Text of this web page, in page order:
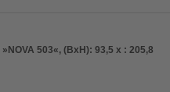
503«, (BxH): 93,5 x : 205,8